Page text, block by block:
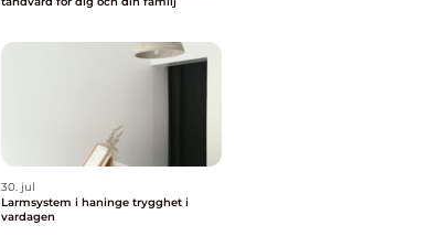
30. jul
Larmsystem i haninge trygghet i
vardagen